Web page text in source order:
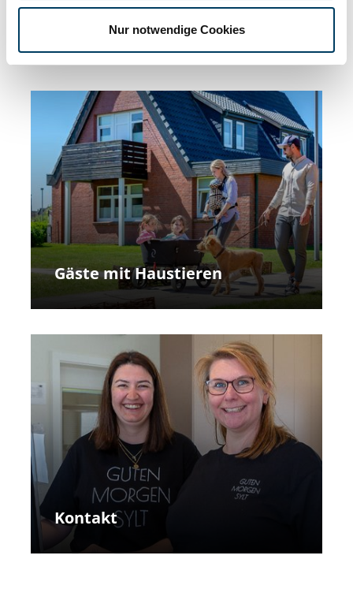
Nur notwendige Cookies
Familienurlaub
Gäste mit Haustieren
Kontakt